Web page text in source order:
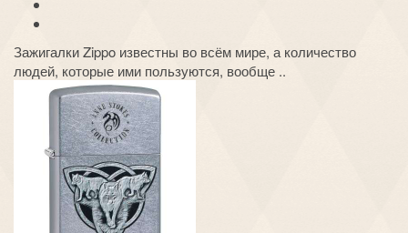
Зажигалки Zippo известны во всём мире, а количество
людей, которые ими пользуются, вообще ..